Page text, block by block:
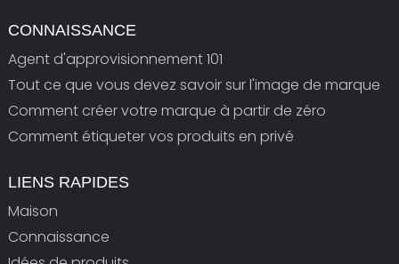
CONNAISSANCE
Agent d'approvisionnement 101
Tout ce que vous devez savoir sur l'image de marque
Comment créer votre marque à partir de zéro
Comment étiqueter vos produits en privé
LIENS RAPIDES
Maison
Connaissance